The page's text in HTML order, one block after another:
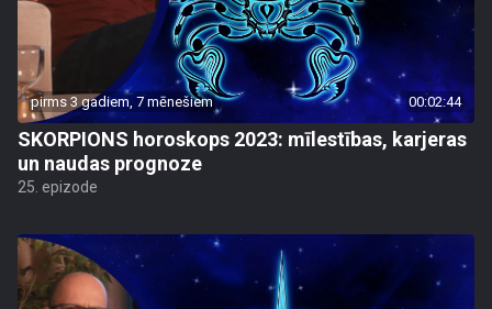
pirms 3 gadiem, 7 mēnešiem 00:02:44
SKORPIONS horoskops 2023: mīlestības, karjeras
un naudas prognoze
25. epizode